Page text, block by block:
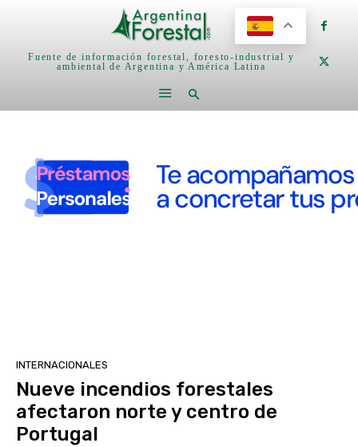
Fuente de información forestal, foresto-industrial y
ambiental de Argentina y América Latina
INTERNACIONALES
Nueve incendios forestales
afectaron norte y centro de
Portugal